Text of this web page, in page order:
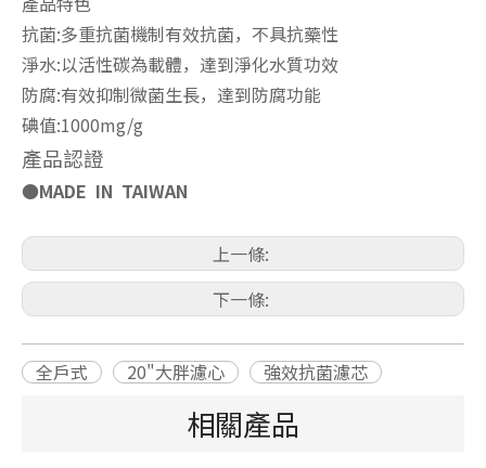
抗菌:多重抗菌機制有效抗菌，不具抗藥性
淨水:以活性碳為載體，達到淨化水質功效
防腐:有效抑制微菌生長，達到防腐功能
碘值:1000mg/g
產品認證
●MADE IN TAIWAN
上一條:
下一條:
全戶式 20"大胖濾心 強效抗菌濾芯
相關產品